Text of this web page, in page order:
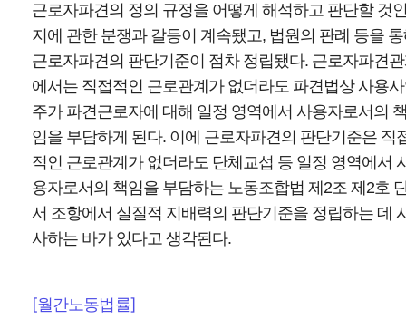
근로자파견의 정의 규정을 어떻게 해석하고 판단할 것
지에 관한 분쟁과 갈등이 계속됐고, 법원의 판례 등을
근로자파견의 판단기준이 점차 정립됐다. 근로자파견
에서는 직접적인 근로관계가 없더라도 파견법상 사용
주가 파견근로자에 대해 일정 영역에서 사용자로서의
임을 부담하게 된다. 이에 근로자파견의 판단기준은 직
적인 근로관계가 없더라도 단체교섭 등 일정 영역에서
용자로서의 책임을 부담하는 노동조합법 제2조 제2호
서 조항에서 실질적 지배력의 판단기준을 정립하는 데
사하는 바가 있다고 생각된다.
[월간노동법률]